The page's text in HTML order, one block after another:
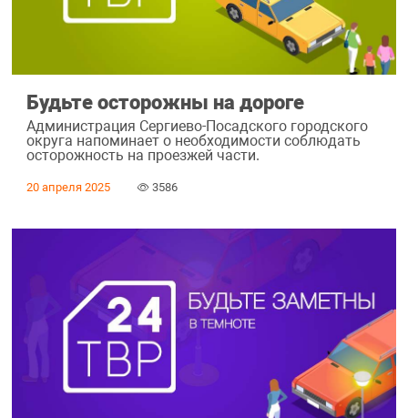
Будьте осторожны на дороге
Администрация Сергиево-Посадского городского
округа напоминает о необходимости соблюдать
осторожность на проезжей части.
20 апреля 2025 3586